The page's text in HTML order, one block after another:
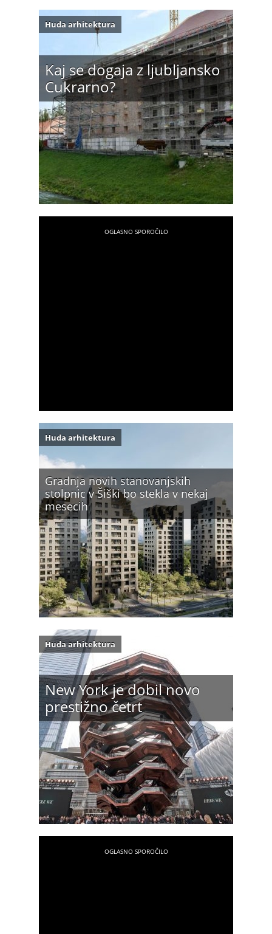
Kaj se dogaja z ljubljansko
Cukrarno?
Huda arhitektura
Gradnja novih stanovanjskih
stolpnic v Šiški bo stekla v nekaj
mesecih
Huda arhitektura
New York je dobil novo
prestižno četrt
Huda arhitektura